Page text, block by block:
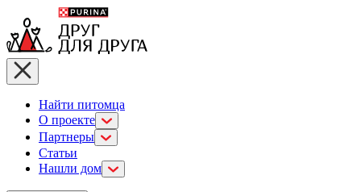
Найти питомца
О проекте
Партнеры
Статьи
Нашли дом